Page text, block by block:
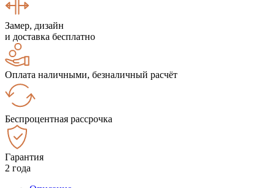
Замер, дизайн
и доставка бесплатно
Оплата наличными, безналичный расчёт
Беспроцентная рассрочка
Гарантия
2 года